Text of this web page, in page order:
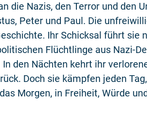
die Nazis, den Terror und den
Peter und Paul. Die
Ihr Schicksal führt sie
Flüchtlinge aus Nazi-
den Nächten kehrt ihr
Doch sie kämpfen jeden
Morgen, in Freiheit, Würde